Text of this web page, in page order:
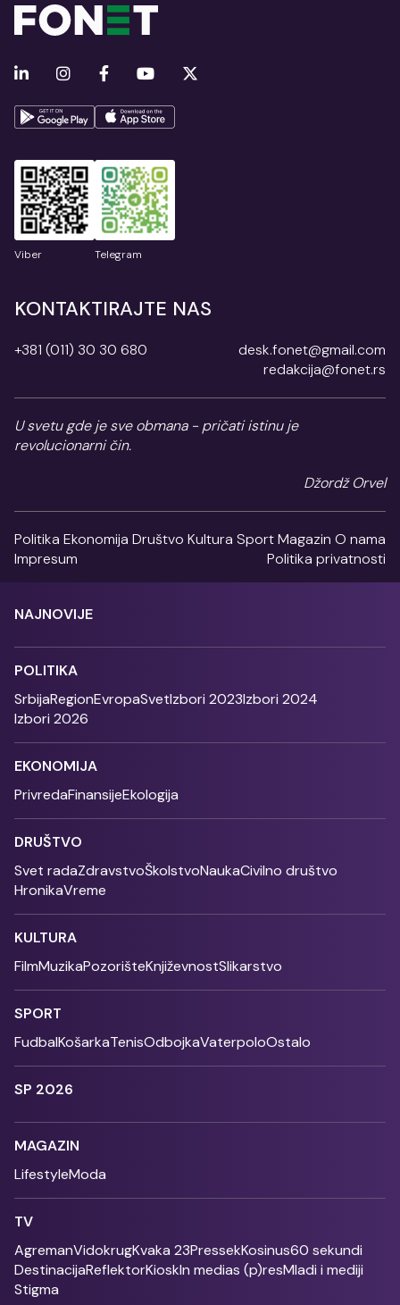
Viber Telegram
KONTAKTIRAJTE NAS
+381 (011) 30 30 680
desk.fonet@gmail.com
redakcija@fonet.rs
U svetu gde je sve obmana - pričati istinu je
revolucionarni čin.
Džordž Orvel
Politika Ekonomija Društvo Kultura SportMagazin O nama
Impresum
Politika privatnosti
NAJNOVIJE
POLITIKA
SrbijaRegionEvropaSvetIzbori 2023Izbori 2024
Izbori 2026
EKONOMIJA
PrivredaFinansijeEkologija
DRUŠTVO
Svet radaZdravstvoŠkolstvoNaukaCivilno društvo
HronikaVreme
KULTURA
FilmMuzikaPozorišteKnjiževnostSlikarstvo
SPORT
FudbalKošarkaTenisOdbojkaVaterpoloOstalo
SP 2026
MAGAZIN
LifestyleModa
TV
AgremanVidokrugKvaka 23PressekKosinus60 sekundi
DestinacijaReflektorKioskIn medias (p)resMladi i mediji
Stigma